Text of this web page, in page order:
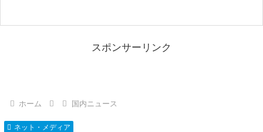
スポンサーリンク
ホーム 国内ニュース
ネット・メディア